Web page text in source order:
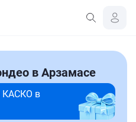
в Арзамасе
КАСКО в